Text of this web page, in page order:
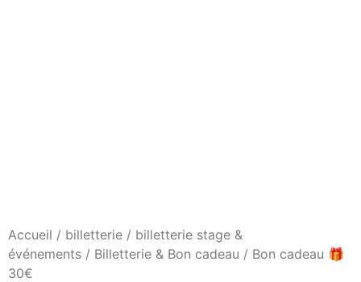
Accueil / billetterie / billetterie stage &
événements / Billetterie & Bon cadeau / Bon cadeau 🎁
30€